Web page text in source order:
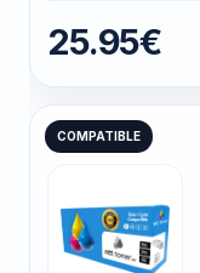
25.95€
COMPATIBLE